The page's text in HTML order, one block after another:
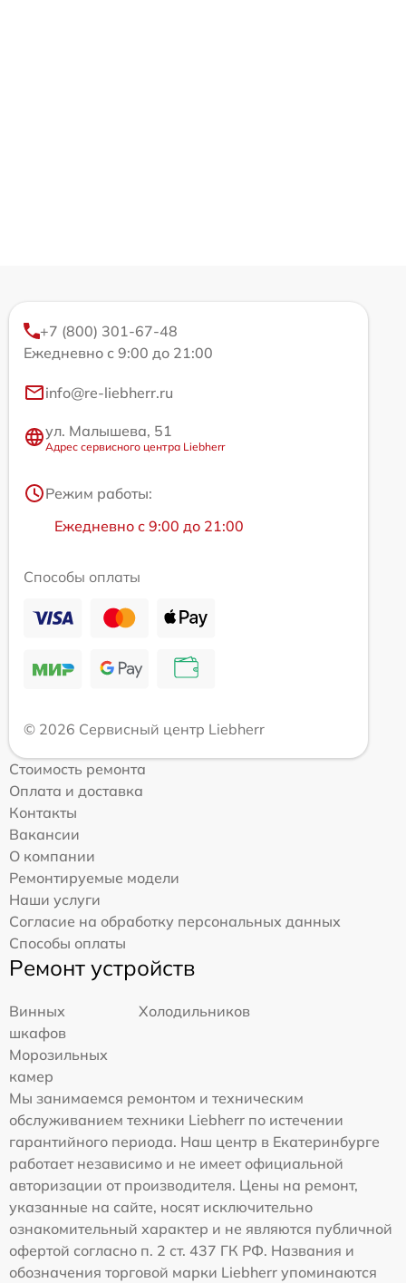
+7 (800) 301-67-48
Ежедневно с 9:00 до 21:00
info@re-liebherr.ru
ул. Малышева, 51
Адрес сервисного центра Liebherr
Режим работы:
Ежедневно с 9:00 до 21:00
Способы оплаты
© 2026 Сервисный центр Liebherr
Стоимость ремонта
Оплата и доставка
Контакты
Вакансии
О компании
Ремонтируемые модели
Наши услуги
Согласие на обработку персональных данных
Способы оплаты
Ремонт устройств
Винных
шкафов
Холодильников
Морозильных
камер
Мы занимаемся ремонтом и техническим
обслуживанием техники Liebherr по истечении
гарантийного периода. Наш центр в Екатеринбурге
работает независимо и не имеет официальной
авторизации от производителя. Цены на ремонт,
указанные на сайте, носят исключительно
ознакомительный характер и не являются публичной
офертой согласно п. 2 ст. 437 ГК РФ. Названия и
обозначения торговой марки Liebherr упоминаются